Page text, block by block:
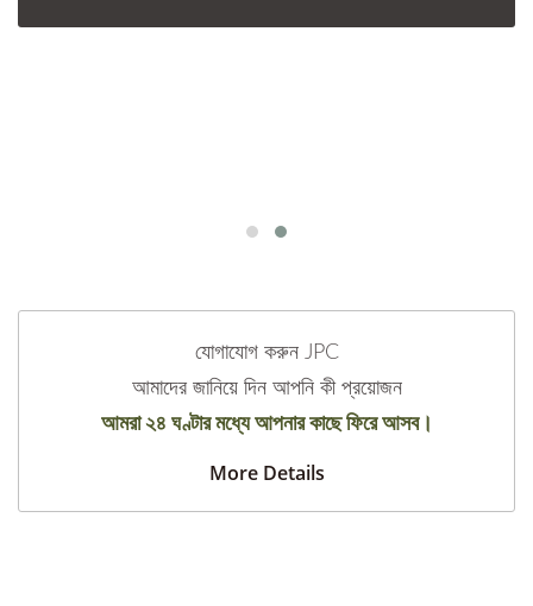
যোগাযোগ করুন JPC
আমাদের জানিয়ে দিন আপনি কী প্রয়োজন
আমরা ২৪ ঘণ্টার মধ্যে আপনার কাছে ফিরে আসব।
More Details